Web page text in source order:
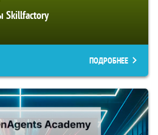
Skillfactory
ПОДРОБНЕЕ